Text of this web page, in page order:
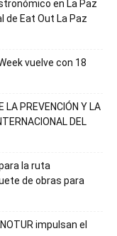
en La Paz
de Eat Out La Paz
vuelve con 18
LA PREVENCIÓN Y LA
DEL
la ruta
de obras para
impulsan el